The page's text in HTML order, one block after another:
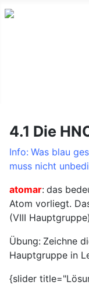
4.1 Die
Info: Was blau
muss nicht
atomar: das
Atom vorliegt.
(VIII
Übung: Zeichne
Hauptgruppe in
{slider